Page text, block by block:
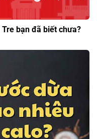
bạn đã biết chưa?